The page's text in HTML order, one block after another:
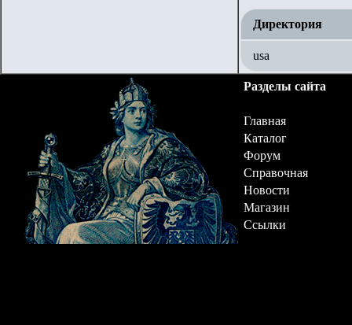
Директория
usa
Разделы сайта
Главная
Каталог
Форум
Справочная
Новости
Магазин
Ссылки